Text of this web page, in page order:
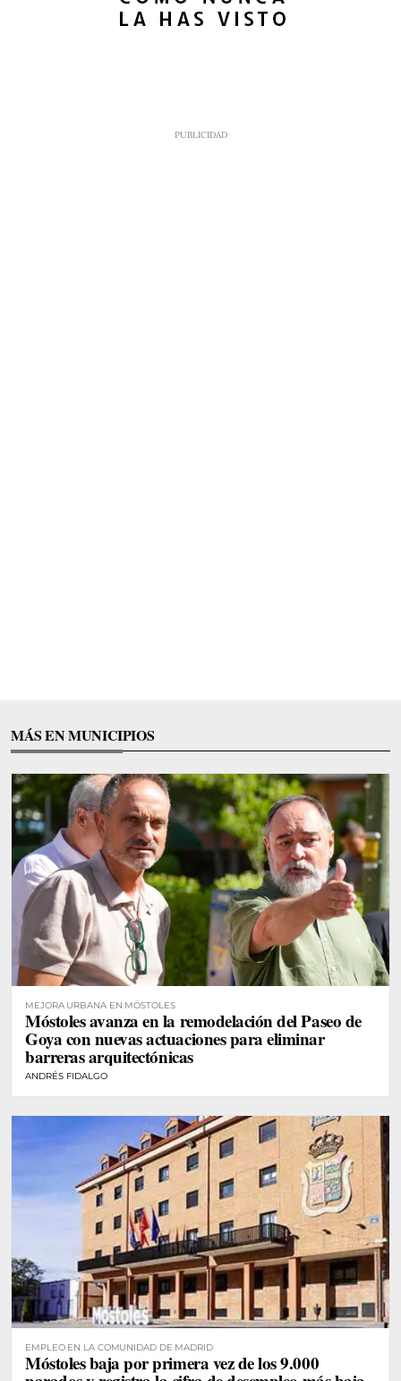
MÁS EN MUNICIPIOS
MEJORA URBANA EN MÓSTOLES
Móstoles avanza en la remodelación del Paseo de
Goya con nuevas actuaciones para eliminar
barreras arquitectónicas
ANDRÉS FIDALGO
EMPLEO EN LA COMUNIDAD DE MADRID
Móstoles baja por primera vez de los 9.000